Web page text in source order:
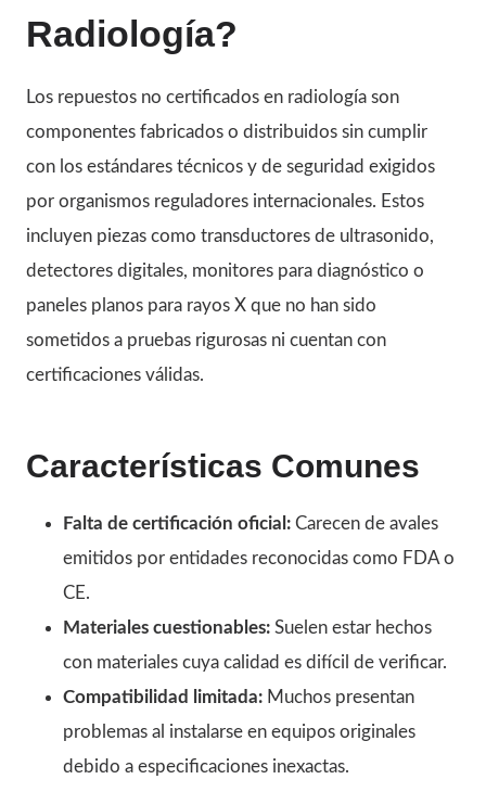
Radiología?
Los repuestos no certificados en radiología son
componentes fabricados o distribuidos sin cumplir
con los estándares técnicos y de seguridad exigidos
por organismos reguladores internacionales. Estos
incluyen piezas como transductores de ultrasonido,
detectores digitales, monitores para diagnóstico o
paneles planos para rayos X que no han sido
sometidos a pruebas rigurosas ni cuentan con
certificaciones válidas.
Características Comunes
Falta de certificación oficial: Carecen de avales
emitidos por entidades reconocidas como FDA o
CE.
Materiales cuestionables: Suelen estar hechos
con materiales cuya calidad es difícil de verificar.
Compatibilidad limitada: Muchos presentan
problemas al instalarse en equipos originales
debido a especificaciones inexactas.